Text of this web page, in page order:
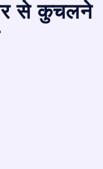
से कुचलने